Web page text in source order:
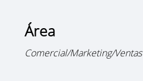
Área
Comercial/Marketing/Ventas